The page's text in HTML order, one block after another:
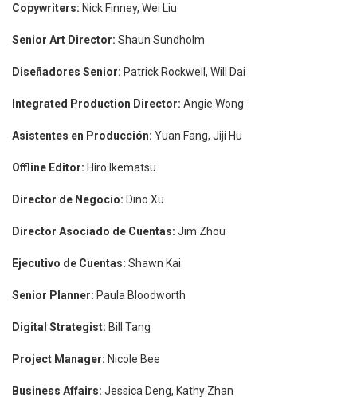
Copywriters: Nick Finney, Wei Liu
Senior Art Director: Shaun Sundholm
Diseñadores Senior: Patrick Rockwell, Will Dai
Integrated Production Director: Angie Wong
Asistentes en Producción: Yuan Fang, Jiji Hu
Offline Editor: Hiro Ikematsu
Director de Negocio: Dino Xu
Director Asociado de Cuentas: Jim Zhou
Ejecutivo de Cuentas: Shawn Kai
Senior Planner: Paula Bloodworth
Digital Strategist: Bill Tang
Project Manager: Nicole Bee
Business Affairs: Jessica Deng, Kathy Zhan